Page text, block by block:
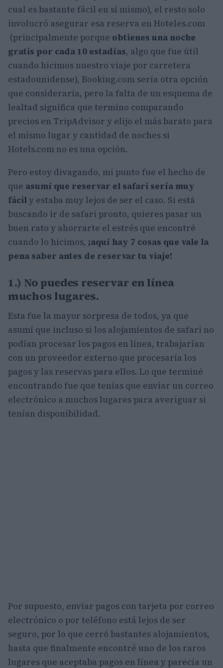
cual es bastante fácil en sí mismo), el resto solo
involucró asegurar esa reserva en Hoteles.com
(principalmente porque obtienes una noche
gratis por cada 10 estadías, algo que fue útil
cuando hicimos nuestro viaje por carretera
estadounidense), Booking.com sería otra opción
que consideraría, pero la falta de un esquema de
lealtad significa que termino comparando
precios en TripAdvisor y elijo el más barato para
el mismo lugar y cantidad de noches si
Hotels.com no es una opción.
Pero estoy divagando, mi punto fue el hecho de
que asumí que reservar el safari sería muy
fácily estaba muy lejos de ser el caso. Si está
buscando ir de safari pronto, quieres pasar un
buen rato y ahorrarte el estrés que encontré
cuando lo hicimos, ¡aquí hay 7 cosas que vale la
pena saber antes de reservar tu viaje!
1.) No puedes reservar en línea
muchos lugares.
Esta fue la mayor sorpresa de todos, ya que
asumí que incluso si los alojamientos de safari no
podían procesar los pagos en línea, trabajarían
con un proveedor externo que procesaría los
pagos y las reservas para ellos. Lo que terminé
encontrando fue que tenías que enviar un correo
electrónico a muchos lugares para averiguar si
tenían disponibilidad.
Por supuesto, enviar pagos con tarjeta por correo
electrónico o por teléfono está lejos de ser
seguro, por lo que cerró bastantes alojamientos,
hasta que finalmente encontré uno de los raros
lugares que aceptaba pagos en línea y parecía un